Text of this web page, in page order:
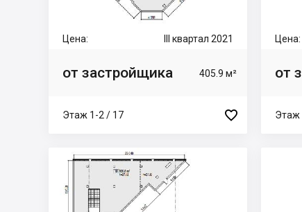
Цена: III квартал 2021
от застройщика 405.9 м²
Этаж 1-2 / 17 
Цена:
от
Этаж